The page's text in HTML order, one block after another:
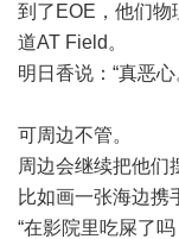
到了EOE，他们物
道AT Field。
明日香说：“真恶心
可周边不管。
周边会继续把他们
比如画一张海边携
“在影院里吃屎了